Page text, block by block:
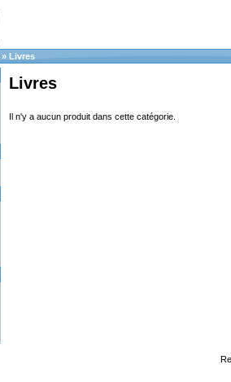
» Livres
Livres
Il n'y a aucun produit dans cette catégorie.